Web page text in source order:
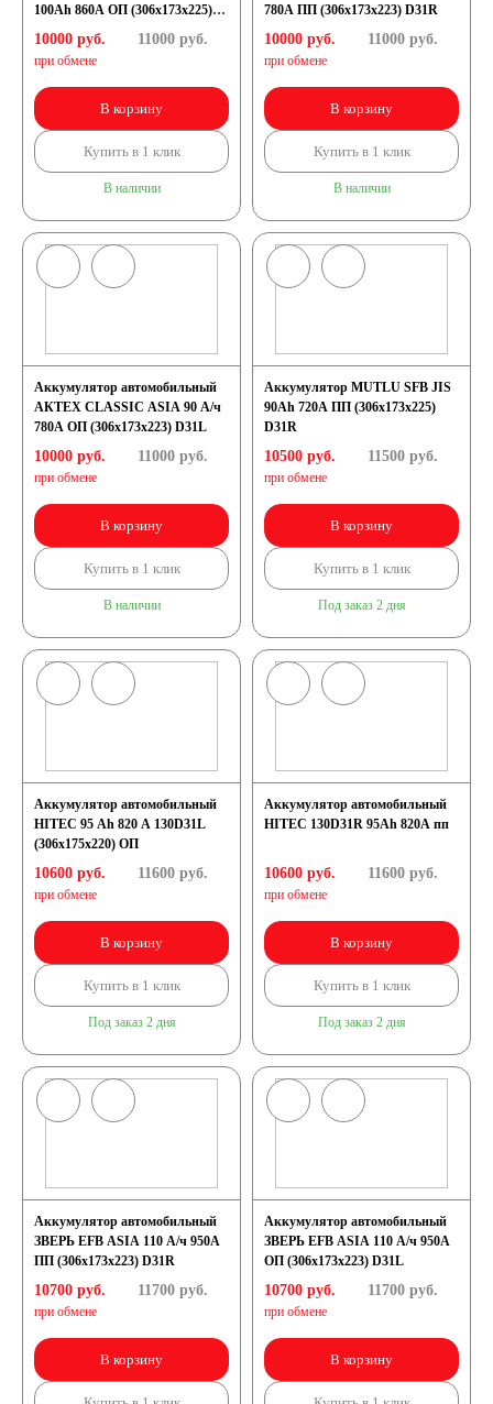
100Ah 860A ОП (306x173x225)
D31L
10000 руб.
при обмене
11000руб.
В корзину
Купить в 1 клик
В наличии
780А ПП (306x173x223) D31R
10000 руб.
при обмене
11000руб.
В корзину
Купить в 1 клик
В наличии
Аккумулятор автомобильный
АКТЕХ CLASSIC ASIA 90 А/ч
780А ОП (306x173x223) D31L
10000 руб.
при обмене
11000руб.
В корзину
Купить в 1 клик
В наличии
Аккумулятор MUTLU SFB JIS
90Ah 720A ПП (306x173x225)
D31R
10500 руб.
при обмене
11500руб.
В корзину
Купить в 1 клик
Под заказ 2 дня
Аккумулятор автомобильный
HITEC 95 Ah 820 A 130D31L
(306x175x220) ОП
10600 руб.
при обмене
11600руб.
В корзину
Купить в 1 клик
Под заказ 2 дня
Аккумулятор автомобильный
HITEC 130D31R 95Ah 820A пп
10600 руб.
при обмене
11600руб.
В корзину
Купить в 1 клик
Под заказ 2 дня
Аккумулятор автомобильный
ЗВЕРЬ EFB ASIA 110 А/ч 950А
ПП (306x173x223) D31R
10700 руб.
при обмене
11700руб.
В корзину
Аккумулятор автомобильный
ЗВЕРЬ EFB ASIA 110 А/ч 950А
ОП (306x173x223) D31L
10700 руб.
при обмене
11700руб.
В корзину